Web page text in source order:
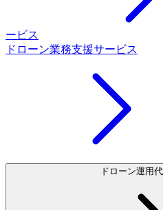
ービス
ドローン業務支援サービス
ドローン運用